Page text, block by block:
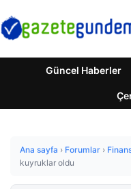
Güncel Haberler
Ana sayfa › Forumlar ›
kuyruklar oldu